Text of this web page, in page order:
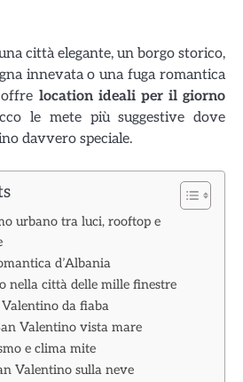
città elegante, un borgo storico,
innevata o una fuga romantica
offre location ideali per il giorno
le mete più suggestive dove
davvero speciale.
urbano tra luci, rooftop e
d’Albania
nella città delle mille finestre
da fiaba
Valentino vista mare
e clima mite
Valentino sulla neve